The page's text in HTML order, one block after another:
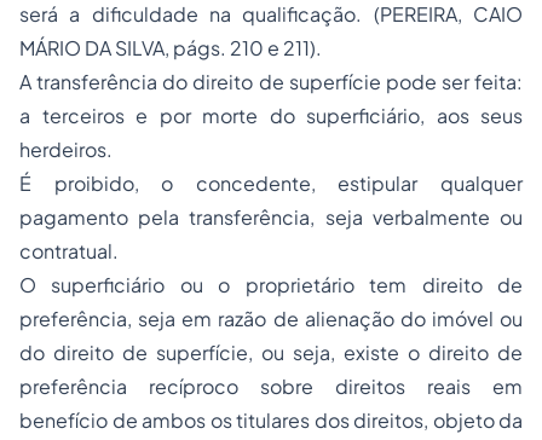
será a dificuldade na qualificação. (PEREIRA, CAIO
MÁRIO DA SILVA, págs. 210 e 211).
A transferência do direito de superfície pode ser feita:
a terceiros e por morte do superficiário, aos seus
herdeiros.
É proibido, o concedente, estipular qualquer
pagamento pela transferência, seja verbalmente ou
contratual.
O superficiário ou o proprietário tem direito de
preferência, seja em razão de alienação do imóvel ou
do direito de superfície, ou seja, existe o direito de
preferência recíproco sobre direitos reais em
benefício de ambos os titulares dos direitos, objeto da